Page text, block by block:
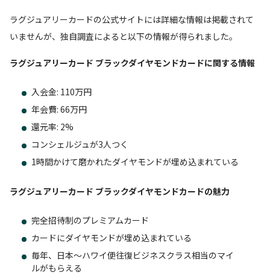
ラグジュアリーカードの公式サイトには詳細な情報は掲載されて
いませんが、独自調査によると以下の情報が得られました。
ラグジュアリーカード ブラックダイヤモンドカードに関する情報
入会金: 110万円
年会費: 66万円
還元率: 2%
コンシェルジュが3人つく
1時間かけて磨かれたダイヤモンドが埋め込まれている
ラグジュアリーカード ブラックダイヤモンドカードの魅力
完全招待制のプレミアムカード
カードにダイヤモンドが埋め込まれている
毎年、日本～ハワイ便往復ビジネスクラス相当のマイ
ルがもらえる